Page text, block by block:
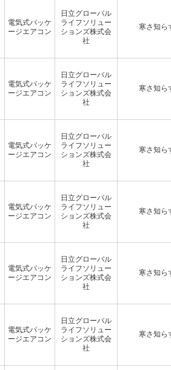
電気式パッケ
ージエアコン
日立グローバル
ライフソリュー
ションズ株式会
社
寒さ知ら
電気式パッケ
ージエアコン
日立グローバル
ライフソリュー
ションズ株式会
社
寒さ知ら
電気式パッケ
ージエアコン
日立グローバル
ライフソリュー
ションズ株式会
社
寒さ知ら
電気式パッケ
ージエアコン
日立グローバル
ライフソリュー
ションズ株式会
社
寒さ知ら
電気式パッケ
ージエアコン
日立グローバル
ライフソリュー
ションズ株式会
社
寒さ知ら
電気式パッケ
ージエアコン
日立グローバル
ライフソリュー
ションズ株式会
社
寒さ知ら